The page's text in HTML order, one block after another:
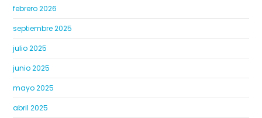
febrero 2026
septiembre 2025
julio 2025
junio 2025
mayo 2025
abril 2025